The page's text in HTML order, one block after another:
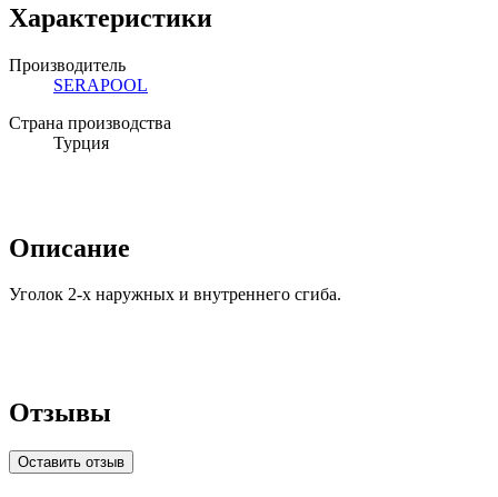
Характеристики
Производитель
SERAPOOL
Страна производства
Турция
Описание
Уголок 2-х наружных и внутреннего сгиба.
Отзывы
Оставить отзыв